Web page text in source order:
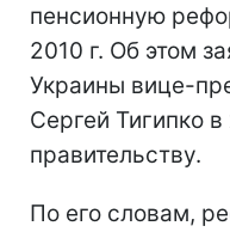
пенсионную
2010 г. Об этом
Украины вице-
Сергей Тигипко
правительству.
По его словам,